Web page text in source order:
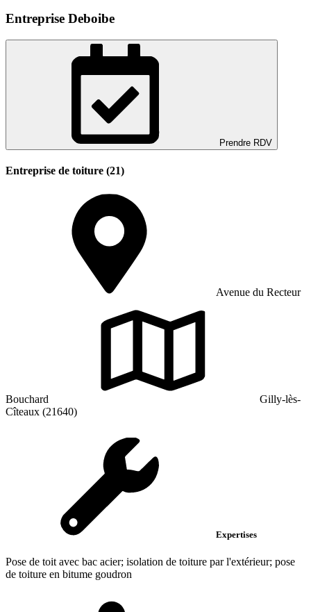
Entreprise Deboibe
Prendre RDV
Entreprise de toiture (21)
Avenue du Recteur
Bouchard
Gilly-lès-
Cîteaux (21640)
Expertises
Pose de toit avec bac acier; isolation de toiture par l'extérieur; pose
de toiture en bitume goudron